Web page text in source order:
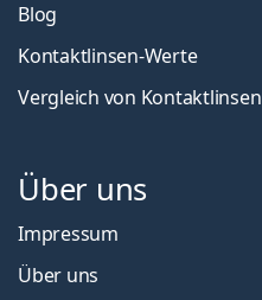
Blog
Kontaktlinsen-Werte
Vergleich von Kontaktlinsen
Über uns
Impressum
Über uns